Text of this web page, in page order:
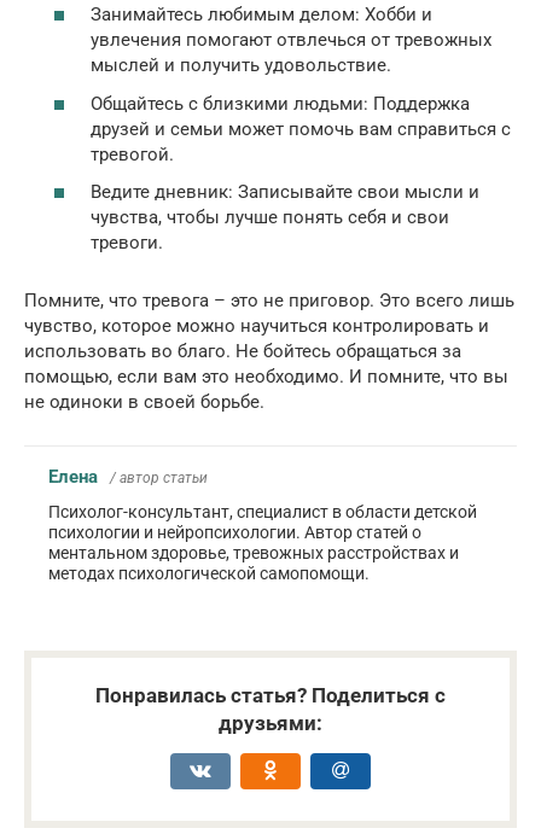
Занимайтесь любимым делом: Хобби и
увлечения помогают отвлечься от тревожных
мыслей и получить удовольствие.
Общайтесь с близкими людьми: Поддержка
друзей и семьи может помочь вам справиться с
тревогой.
Ведите дневник: Записывайте свои мысли и
чувства, чтобы лучше понять себя и свои
тревоги.
Помните, что тревога – это не приговор. Это всего лишь
чувство, которое можно научиться контролировать и
использовать во благо. Не бойтесь обращаться за
помощью, если вам это необходимо. И помните, что вы
не одиноки в своей борьбе.
Елена / автор статьи
Психолог-консультант, специалист в области детской
психологии и нейропсихологии. Автор статей о
ментальном здоровье, тревожных расстройствах и
методах психологической самопомощи.
Понравилась статья? Поделиться с
друзьями: